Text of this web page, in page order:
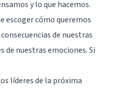
y lo que hacemos.
escoger cómo queremos
de nuestras
de nuestras emociones. Si
líderes de la próxima